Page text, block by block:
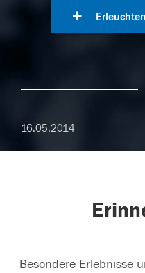
16.05.2014
Besondere Erlebnisse